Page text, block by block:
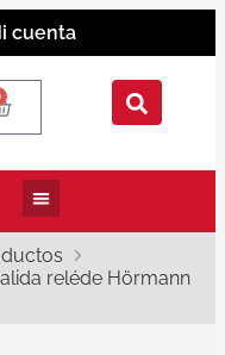
cuenta
reléde Hörmann